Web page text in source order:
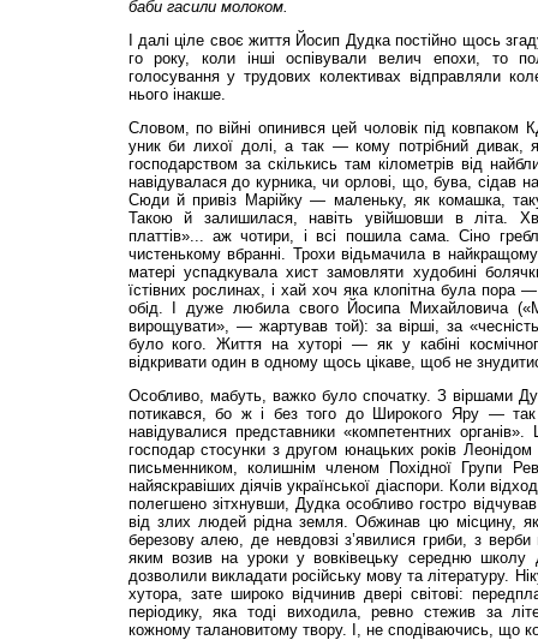
баби гасили молоком.
І далі ціле своє життя Йосип Дудка постійно щось
го року, коли інші оспівували велич епохи, то
голосування у трудових колективах відправляли
нього інакше.
Словом, по війні опинився цей чоловік під
уник би лихої долі, а так — кому потрібний дивак,
господарством за скількись там кілометрів від
навідувалася до курника, чи орлові, що, бува, сідав
Сюди й привіз Марійку — маленьку, як комашка,
Такою й залишилася, навіть увійшовши в літа.
платтів»... аж чотири, і всі пошила сама. Сіно
чистенькому вбранні. Трохи відьмачила в
матері успадкувала хист замовляти худобині
їстівних рослинах, і хай хоч яка клопітна була
обід. І дуже любила свого Йосипа Михайловича
вирощувати», — жартував той): за вірші, за
було кого. Життя на хуторі — як у кабіні
відкривати один в одному щось цікаве, щоб не
Особливо, мабуть, важко було спочатку. З віршами
потикався, бо ж і без того до Широкого Яру —
навідувалися представники «компетентних
господар стосунки з другом юнацьких років
письменником, колишнім членом Похідної Групи
найяскравіших діячів української діаспори. Коли
полегшено зітхнувши, Дудка особливо гостро
від злих людей рідна земля. Обжинав цю місцину,
березову алею, де невдовзі з’явилися гриби, з вер­би
яким возив на уроки у вовківецьку середню
дозволили викладати російську мову та літературу.
хутора, зате широко відчинив двері світові:
періодику, яка тоді виходила, ревно стежив за
кожному талановитому твору. І, не сподіваючись, що